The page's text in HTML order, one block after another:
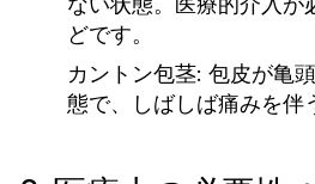
どです。
カントン包茎: 包皮が亀
態で、しばしば痛みを伴